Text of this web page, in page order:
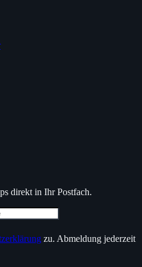
direkt in Ihr Postfach.
zu. Abmeldung jederzeit